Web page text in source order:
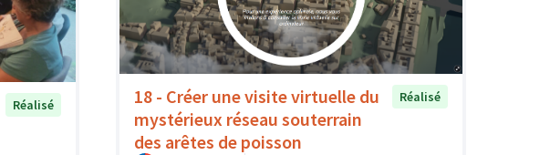
Réalisé
18 - Créer une visite virtuelle du
mystérieux réseau souterrain
des arêtes de poisson
Réalisé